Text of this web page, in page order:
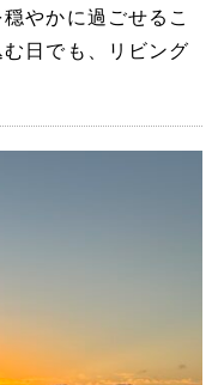
やかに過ごせるこ
日でも、リビング